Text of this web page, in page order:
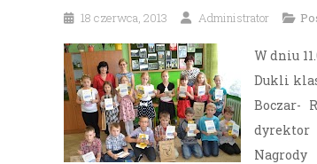
18 czerwca, 2013 Administrator
W dniu
Dukli
Boczar-
dyrektor